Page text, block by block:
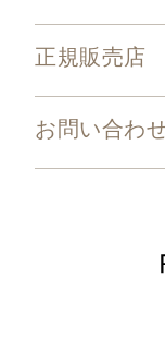
正規販売店
お問い合わ